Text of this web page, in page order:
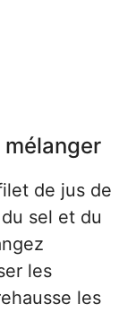
mélanger
de jus de
sel et du
les
les